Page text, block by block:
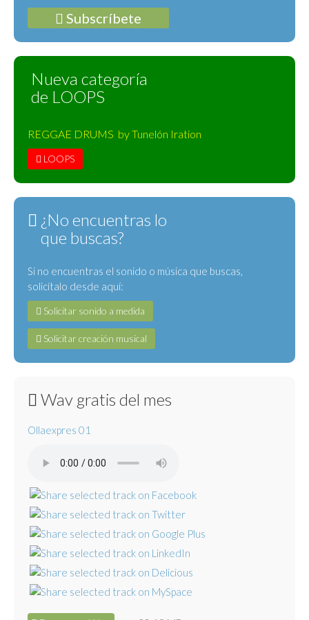
Subscríbete
Nueva categoría
de LOOPS
REGGAE DRUMS by Tunelón Iration
LOOPS
¿No encuentras lo
que buscas?
Si no encuentras el sonido o música que buscas,
solicítalo desde aquí:
Solicitar sonido a medida
Solicitar creación musical
Wav gratis del mes
Ollaexpres 01